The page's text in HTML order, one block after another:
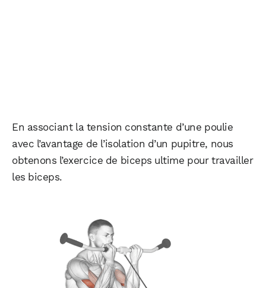
En associant la tension constante d’une poulie
avec l’avantage de l’isolation d’un pupitre, nous
obtenons l’exercice de biceps ultime pour travailler
les biceps.